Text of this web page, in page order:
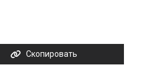
Скопировать